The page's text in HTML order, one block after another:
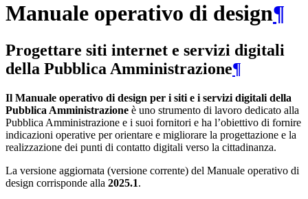
Manuale operativo di design¶
Progettare siti internet e servizi digitali
della Pubblica Amministrazione¶
Il Manuale operativo di design per i siti e i servizi digitali della
Pubblica Amministrazione è uno strumento di lavoro dedicato alla
Pubblica Amministrazione e i suoi fornitori e ha l’obiettivo di fornire
indicazioni operative per orientare e migliorare la progettazione e la
realizzazione dei punti di contatto digitali verso la cittadinanza.
La versione aggiornata (versione corrente) del Manuale operativo di
design corrisponde alla 2025.1.